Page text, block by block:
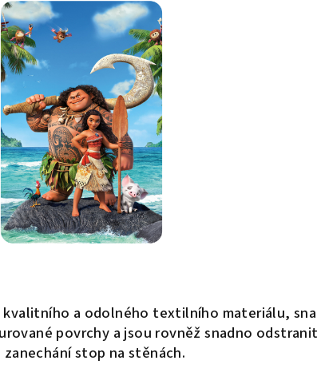
kvalitního a odolného textilního materiálu,
povrchy a jsou rovněž snadno
zanechání stop na stěnách.